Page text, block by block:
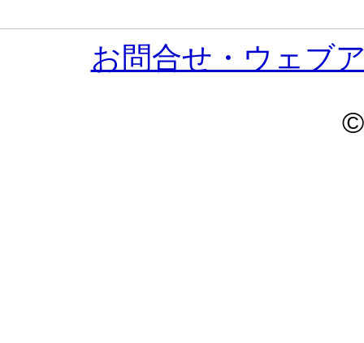
お問合せ・ウェブ